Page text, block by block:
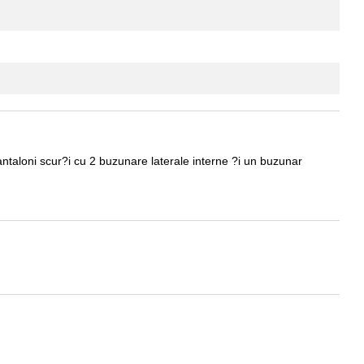
scur?i cu 2 buzunare laterale interne ?i un buzunar